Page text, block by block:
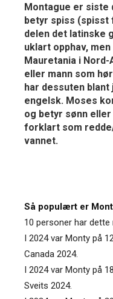
Montague er siste
betyr spiss (spisst
delen det latinske
uklart opphav,
Mauretania i
eller mann som
har dessuten
engelsk. Moses
og betyr sønn
forklart som
vannet.
Så populært er
10 personer har dette
I 2024 var Monty på
Canada 2024.
I 2024 var Monty på
Sveits 2024.